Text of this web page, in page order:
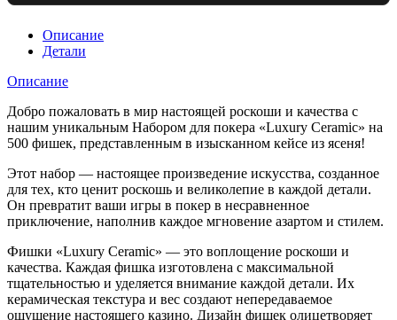
Описание
Детали
Описание
Добро пожаловать в мир настоящей роскоши и качества с
нашим уникальным Набором для покера «Luxury Ceramic» на
500 фишек, представленным в изысканном кейсе из ясеня!
Этот набор — настоящее произведение искусства, созданное
для тех, кто ценит роскошь и великолепие в каждой детали.
Он превратит ваши игры в покер в несравненное
приключение, наполнив каждое мгновение азартом и стилем.
Фишки «Luxury Ceramic» — это воплощение роскоши и
качества. Каждая фишка изготовлена с максимальной
тщательностью и уделяется внимание каждой детали. Их
керамическая текстура и вес создают непередаваемое
ощущение настоящего казино. Дизайн фишек олицетворяет